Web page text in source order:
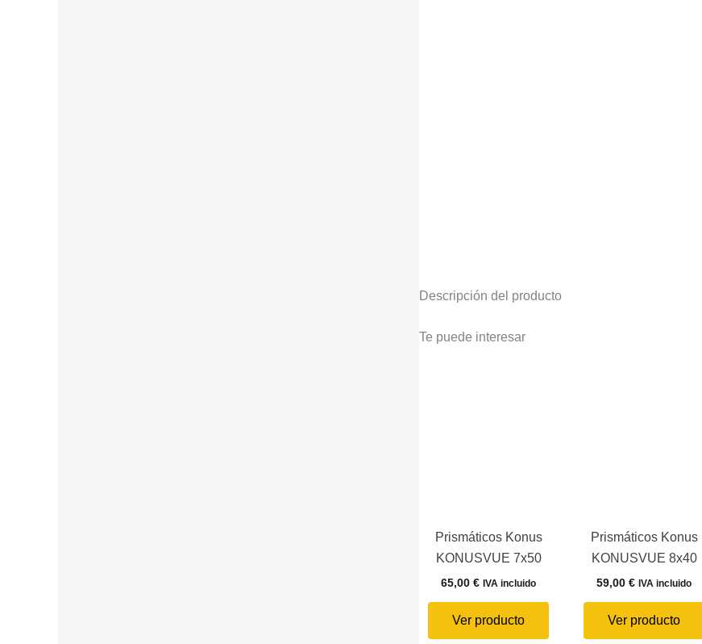
Descripción del producto
Te puede interesar
Prismáticos Konus
KONUSVUE 7x50
65,00€ IVA incluido
Ver producto
Prismáticos Konus
KONUSVUE 8x40
59,00€ IVA incluido
Ver producto